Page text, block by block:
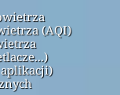
(AQI)